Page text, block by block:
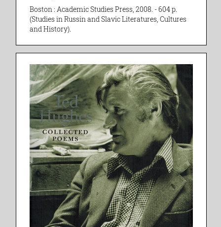
Boston : Academic Studies Press, 2008. - 604 p.
(Studies in Russin and Slavic Literatures, Cultures
and History).